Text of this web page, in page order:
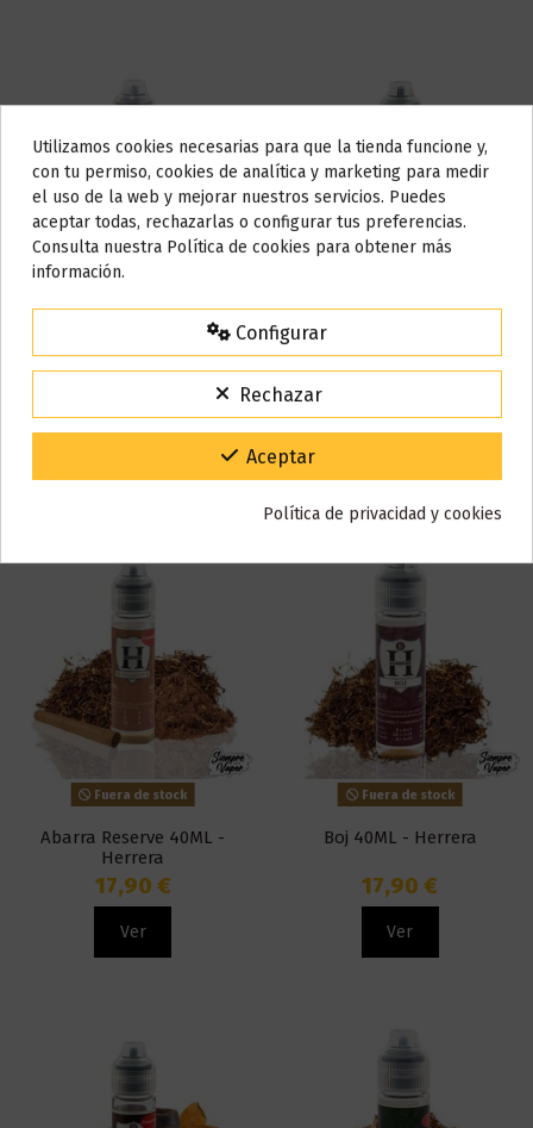
Fuera de stock
Ultramenthol 40 ml - Herrera
Fuera de stock
Abarra 40ML - Herrera
Fuera de stock
Abarra Reserve 40ML -
Herrera
17,90 €
Ver
Fuera de stock
Boj 40ML - Herrera
17,90 €
Ver
Do not show again.
AVISO IMPORTANTE
Nos tomamos unos días
Todos los pedidos realizados desde el
15% de descuento
Para agradecerte la espera durante estos días.
Código:VACACIONES15
Gracias por tu paciencia y por seguir confiando en nosotros.
Utilizamos cookies necesarias para que la tienda funcione y,
con tu permiso, cookies de analítica y marketing para medir
el uso de la web y mejorar nuestros servicios. Puedes
aceptar todas, rechazarlas o configurar tus preferencias.
Consulta nuestra Política de cookies para obtener más
información.
Configurar
Rechazar
Aceptar
Política de privacidad y cookies